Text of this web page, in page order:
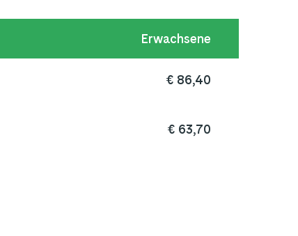
Erwachsene
€ 86,40
€ 63,70